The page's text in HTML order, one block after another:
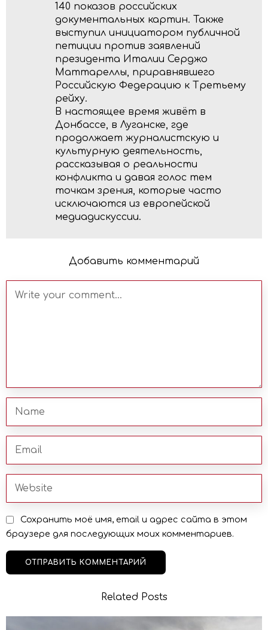
140 показов российских
документальных картин. Также
выступил инициатором публичной
петиции против заявлений
президента Италии Серджо
Маттареллы, приравнявшего
Российскую Федерацию к Третьему
рейху.
В настоящее время живёт в
Донбассе, в Луганске, где
продолжает журналистскую и
культурную деятельность,
рассказывая о реальности
конфликта и давая голос тем
точкам зрения, которые часто
исключаются из европейской
медиадискуссии.
Добавить комментарий
Сохранить моё имя, email и адрес сайта в этом
браузере для последующих моих комментариев.
Related Posts